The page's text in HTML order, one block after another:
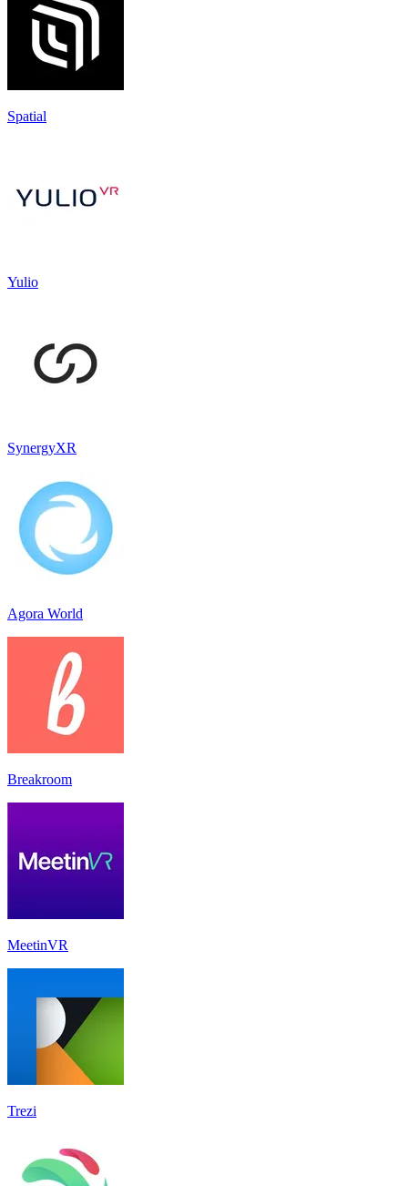
Spatial
Yulio
SynergyXR
Agora World
Breakroom
MeetinVR
Trezi